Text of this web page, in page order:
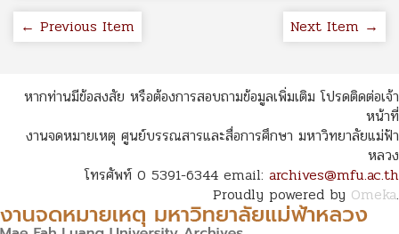
← Previous Item Next Item →
หากท่านมีข้อสงสัย หรือต้องการสอบถามข้อมูลเพิ่มเติม โปรดติดต่อเจ้า
หน้าที่
งานจดหมายเหตุ ศูนย์บรรณสารและสื่อการศึกษา มหาวิทยาลัยแม่ฟ้า
หลวง
โทรศัพท์ 0 5391-6344 email: archives@mfu.ac.th
Proudly powered by Omeka.